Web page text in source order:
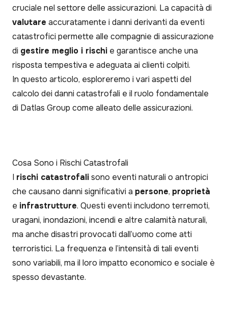
cruciale nel settore delle assicurazioni. La capacità di
valutare accuratamente i danni derivanti da eventi
catastrofici permette alle compagnie di assicurazione
di gestire meglio i rischi e garantisce anche una
risposta tempestiva e adeguata ai clienti colpiti.
In questo articolo, esploreremo i vari aspetti del
calcolo dei danni catastrofali e il ruolo fondamentale
di Datlas Group come alleato delle assicurazioni.
Cosa Sono i Rischi Catastrofali
I rischi catastrofalisono eventi naturali o antropici
che causano danni significativi a persone, proprietà
e infrastrutture. Questi eventi includono terremoti,
uragani, inondazioni, incendi e altre calamità naturali,
ma anche disastri provocati dall’uomo come atti
terroristici. La frequenza e l’intensità di tali eventi
sono variabili, ma il loro impatto economico e sociale è
spesso devastante.